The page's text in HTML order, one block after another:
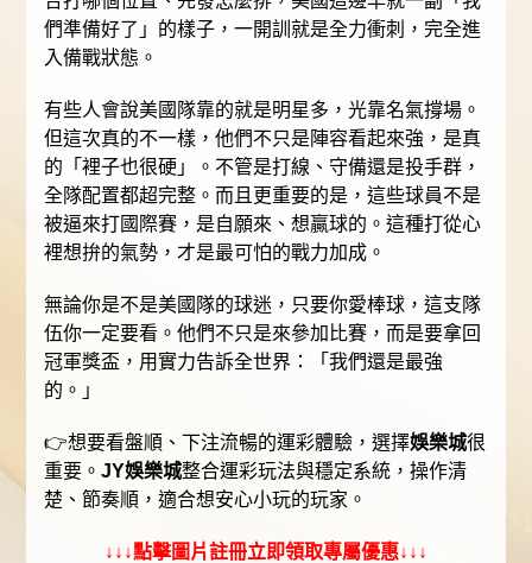
們準備好了」的樣子，一開訓就是全力衝刺，完全進
入備戰狀態。
有些人會說美國隊靠的就是明星多，光靠名氣撐場。
但這次真的不一樣，他們不只是陣容看起來強，是真
的「裡子也很硬」。不管是打線、守備還是投手群，
全隊配置都超完整。而且更重要的是，這些球員不是
被逼來打國際賽，是自願來、想贏球的。這種打從心
裡想拚的氣勢，才是最可怕的戰力加成。
無論你是不是美國隊的球迷，只要你愛棒球，這支隊
伍你一定要看。他們不只是來參加比賽，而是要拿回
冠軍獎盃，用實力告訴全世界：「我們還是最強
的。」
👉想要看盤順、下注流暢的運彩體驗，選擇娛樂城很
重要。JY娛樂城整合運彩玩法與穩定系統，操作清
楚、節奏順，適合想安心小玩的玩家。
↓↓↓點擊圖片註冊立即領取專屬優惠↓↓↓